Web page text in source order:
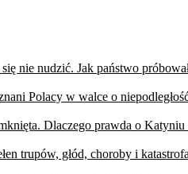
nie nudzić. Jak państwo
Polacy w walce o
Dlaczego prawda o Katyniu
trupów, głód, choroby i